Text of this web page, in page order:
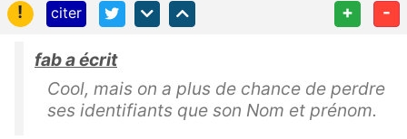
!
citer + -
fab a écrit
Cool, mais on a plus de chance de perdre
ses identifiants que son Nom et prénom.